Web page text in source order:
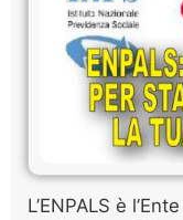
L’ENPALS è